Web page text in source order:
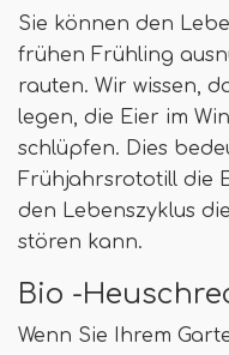
Sie können den
frühen Frühling
rauten. Wir wissen,
legen, die Eier im
schlüpfen. Dies
Frühjahrsrototill die
den Lebenszyklus
stören kann.
Bio -
Wenn Sie Ihrem